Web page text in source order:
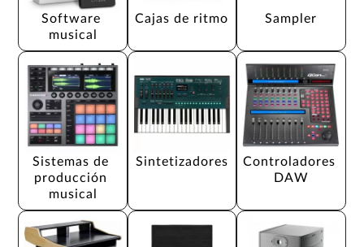
Software
musical
Cajas de ritmo Sampler
Sistemas de
producción
musical
Sintetizadores
Controladores
DAW